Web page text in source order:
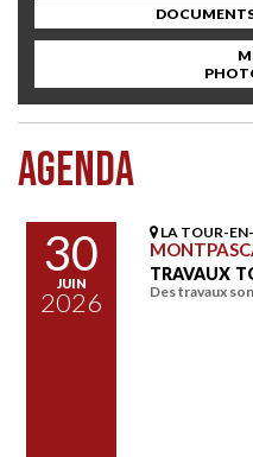
AGENDA
30
JUIN
2026
LA TOUR-
TRAVAUX
Des travaux